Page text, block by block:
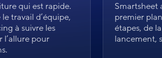
qui est rapide.
travail d’équipe,
à suivre les
l’allure pour
Smartsheet
premier
étapes, de
lancement,